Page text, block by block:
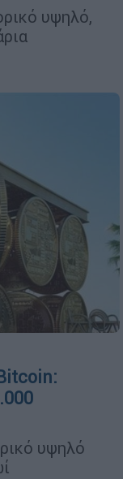
υψηλό,
υψηλό